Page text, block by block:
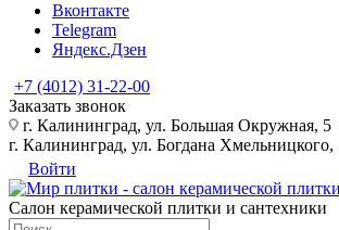
Вконтакте
Telegram
Яндекс.Дзен
+7 (4012) 31-22-00
Заказать звонок
г. Калининград, ул. Большая Окружная, 5
г. Калининград, ул. Богдана Хмельницкого,
Войти
Салон керамической плитки и сантехники